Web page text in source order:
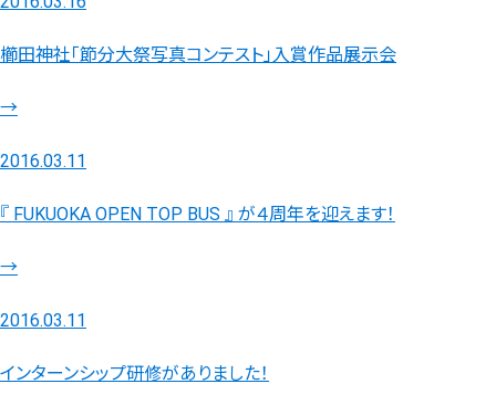
櫛田神社「節分大祭写真コンテスト」入賞作品展示会
→
2016.03.11
『 FUKUOKA OPEN TOP BUS 』 が４周年を迎えます！
→
2016.03.11
インターンシップ研修がありました！